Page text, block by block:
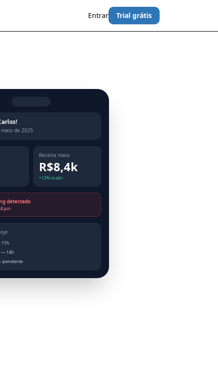
Entrar Trial grátis
de 2025
Receita maio
R$8,4k
+12% vs abr
detectado
jun
11h
— 14h
pendente